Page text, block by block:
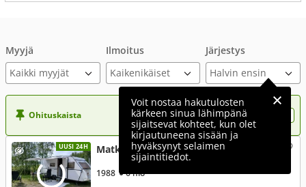
Myyjä
Kaikki myyjät
Ilmoitus Järjestys
Voit nostaa hakutulosten
kärkeen sinua lähimpänä
sijaitsevat kohteet, kun olet
kirjautuneena sisään ja
hyväksynyt selaimen
sijaintitiedot.
Ohituskaista Nosta ilmoituksesi tähän?
UUSI 24H Matkaaja 7000
1988 ● 6 hlö